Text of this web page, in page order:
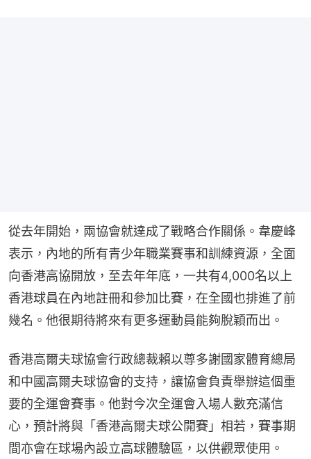
從去年開始，兩協會就達成了戰略合作關係。韋慶峰
表示，內地的所有青少年職業賽事和訓練資源，全面
向香港高協開放，至去年年底，一共有4,000名以上
香港球員在內地註冊和參加比賽，在全國也排進了前
幾名。他很期待將來有更多運動員能夠脫穎而出。
香港高爾夫球協會行政總裁賴以尊多謝國家體育總局
和中國高爾夫球協會的支持，讓協會負責舉辦這個重
要的全運會賽事。他對今次全運會入場人數充滿信
心，預計將與「香港高爾夫球公開賽」相若，賽事期
間亦會在球場內設立高球體驗區，以供觀眾使用。